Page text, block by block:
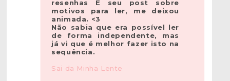
resenhas E seu post sobre
motivos para ler, me deixou
animada. <3
Não sabia que era possível ler
de forma independente, mas
já vi que é melhor fazer isto na
sequência.
Sai da Minha Lente